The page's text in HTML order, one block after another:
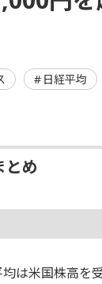
日経平均
とめ
は米国株高を